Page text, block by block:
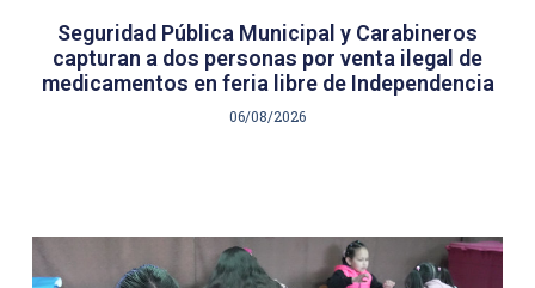
Seguridad Pública Municipal y Carabineros
capturan a dos personas por venta ilegal de
medicamentos en feria libre de Independencia
06/08/2026